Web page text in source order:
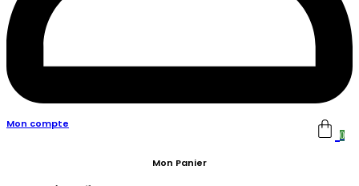
Mon compte
0
Mon Panier